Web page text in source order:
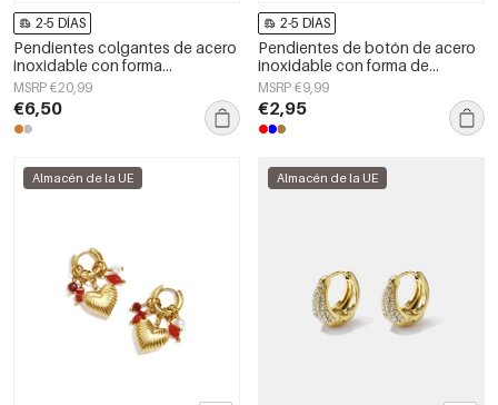
2-5 DÍAS
Pendientes colgantes de acero
inoxidable con forma
geométrica, sencillos para el día
a día, de la serie Simple. Joyería
para mujer.
MSRP €20,99
€6,50
2-5 DÍAS
Pendientes de botón de acero
inoxidable con forma de
corazón, sencillos, de la serie
Daily Simple, joyería para mujer.
MSRP €9,99
€2,95
Almacén de la UE Almacén de la UE